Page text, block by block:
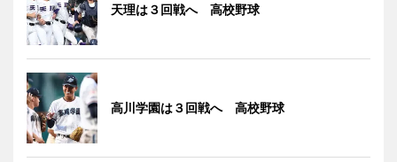
天理は３回戦へ 高校野球
高川学園は３回戦へ 高校野球